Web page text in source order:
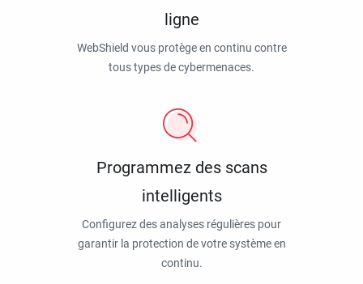
ligne
WebShield vous protège en continu contre
tous types de cybermenaces.
Programmez des scans
intelligents
Configurez des analyses régulières pour
garantir la protection de votre système en
continu.